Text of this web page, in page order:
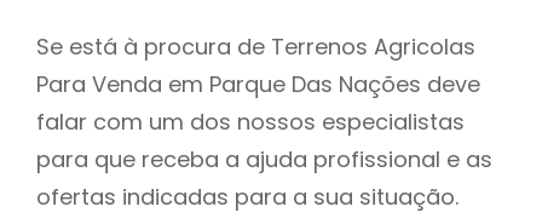
Se está à procura de Terrenos Agricolas
Para Venda em Parque Das Nações deve
falar com um dos nossos especialistas
para que receba a ajuda profissional e as
ofertas indicadas para a sua situação.